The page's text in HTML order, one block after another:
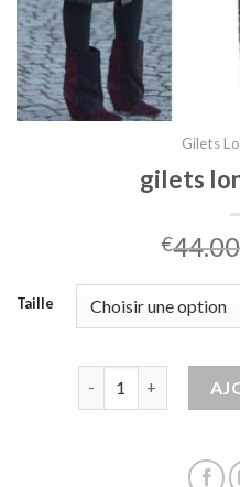
Gilets
gilets
€44.00
Taille